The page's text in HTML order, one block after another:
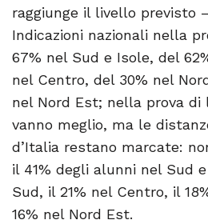
raggiunge il livello previsto
Indicazioni nazionali nella
67% nel Sud e Isole, del
nel Centro, del 30% nel
nel Nord Est; nella prova
vanno meglio, ma le
d’Italia restano marcate:
il 41% degli alunni nel Sud
Sud, il 21% nel Centro, il
16% nel Nord Est.